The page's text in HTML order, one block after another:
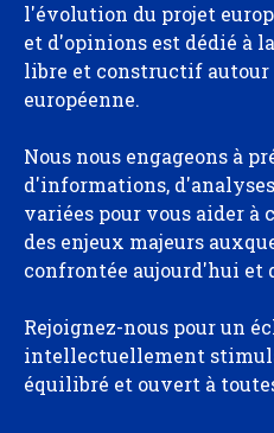
l'évolution du projet
et d'opinions est dédié à
libre et constructif
européenne.
Nous nous engageons à
d'informations,
variées pour vous aider à
des enjeux majeurs
confrontée aujourd'hui et
Rejoignez-nous pour un
intellectuellement
équilibré et ouvert à